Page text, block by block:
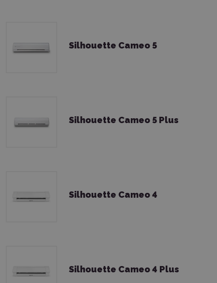
Silhouette Cameo 5
Silhouette Cameo 5 Plus
Silhouette Cameo 4
Silhouette Cameo 4 Plus